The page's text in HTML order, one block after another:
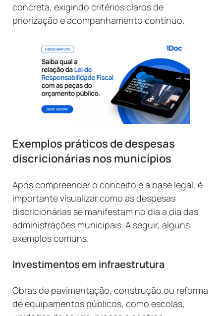
concreta, exigindo critérios claros de
priorização e acompanhamento contínuo.
Exemplos práticos de despesas
discricionárias nos municípios
Após compreender o conceito e a base legal, é
importante visualizar como as despesas
discricionárias se manifestam no dia a dia das
administrações municipais. A seguir, alguns
exemplos comuns.
Investimentos em infraestrutura
Obras de pavimentação, construção ou reforma
de equipamentos públicos, como escolas,